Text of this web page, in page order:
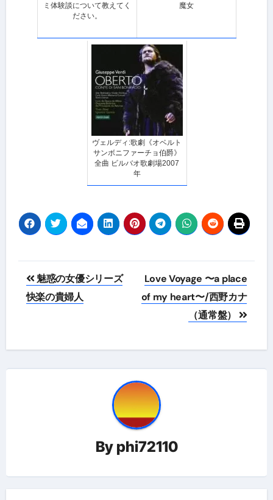
ミ体験談について教えてく
ださい。
魔女
ヴェルディ:歌劇《オベルト
サンボニファーチョ伯爵》
全曲 ビルバオ歌劇場2007
年
投
稿
ビ
ゲ
ン
魅惑の女優シリーズ
快楽の貴婦人
Love Voyage 〜a place
of my heart〜/西野カナ
（通常盤）
By phi72110